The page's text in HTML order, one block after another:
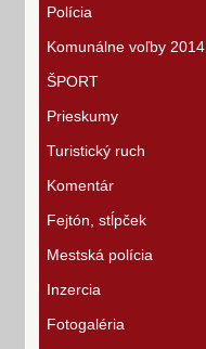
Polícia
Komunálne voľby 2014
ŠPORT
Prieskumy
Turistický ruch
Komentár
Fejtón, stĺpček
Mestská polícia
Inzercia
Fotogaléria